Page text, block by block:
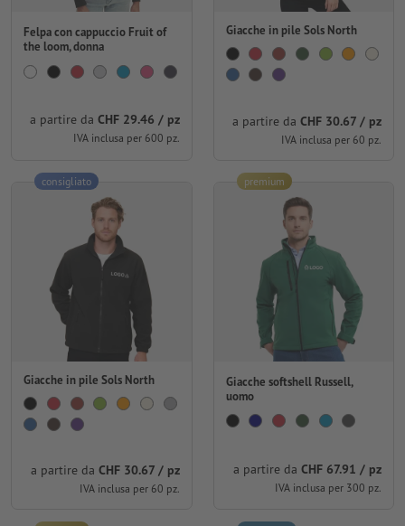
Felpa con cappuccio Fruit of
the loom, donna
a partire da CHF 29.46 / pz
IVA inclusa per 600 pz.
Giacche in pile Sols North
a partire da CHF 30.67 / pz
IVA inclusa per 60 pz.
Giacche in pile Sols North
a partire da CHF 30.67 / pz
IVA inclusa per 60 pz.
consigliato
Giacche softshell Russell,
uomo
a partire da CHF 67.91 / pz
IVA inclusa per 300 pz.
premium